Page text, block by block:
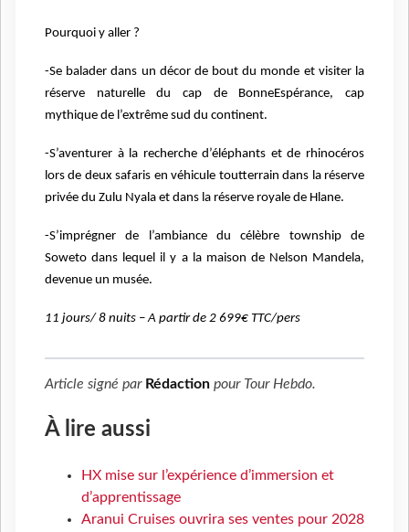
Pourquoi y aller ?
-Se balader dans un décor de bout du monde et visiter la
réserve naturelle du cap de BonneEspérance, cap
mythique de l’extrême sud du continent.
-S’aventurer à la recherche d’éléphants et de rhinocéros
lors de deux safaris en véhicule toutterrain dans la réserve
privée du Zulu Nyala et dans la réserve royale de Hlane.
-S’imprégner de l’ambiance du célèbre township de
Soweto dans lequel il y a la maison de Nelson Mandela,
devenue un musée.
11 jours/ 8 nuits – A partir de 2 699€ TTC/pers
Article signé par Rédaction pour Tour Hebdo.
À lire aussi
HX mise sur l’expérience d’immersion et
d’apprentissage
Aranui Cruises ouvrira ses ventes pour 2028